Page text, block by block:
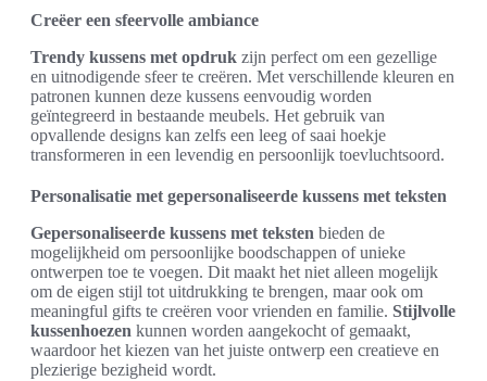
Creëer een sfeervolle ambiance
Trendy kussens met opdruk zijn perfect om een gezellige
en uitnodigende sfeer te creëren. Met verschillende kleuren en
patronen kunnen deze kussens eenvoudig worden
geïntegreerd in bestaande meubels. Het gebruik van
opvallende designs kan zelfs een leeg of saai hoekje
transformeren in een levendig en persoonlijk toevluchtsoord.
Personalisatie met gepersonaliseerde kussens met teksten
Gepersonaliseerde kussens met teksten bieden de
mogelijkheid om persoonlijke boodschappen of unieke
ontwerpen toe te voegen. Dit maakt het niet alleen mogelijk
om de eigen stijl tot uitdrukking te brengen, maar ook om
meaningful gifts te creëren voor vrienden en familie. Stijlvolle
kussenhoezen kunnen worden aangekocht of gemaakt,
waardoor het kiezen van het juiste ontwerp een creatieve en
plezierige bezigheid wordt.